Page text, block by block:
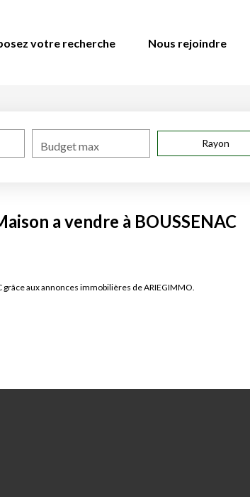
votre recherche Nous rejoindre
Budget max Rayon
a vendre à BOUSSENAC
aux annonces immobilières de ARIEGIMMO.